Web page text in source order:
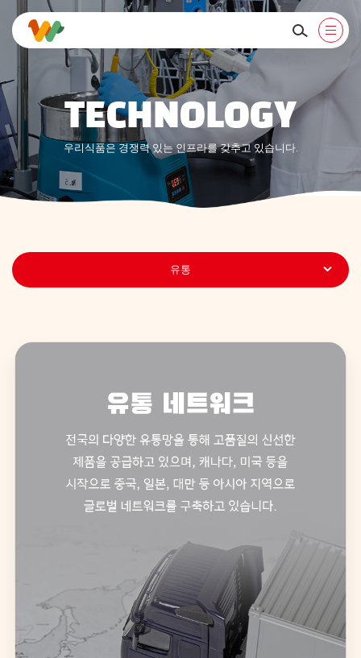
TECHNOLOGY
우리식품은 경쟁력 있는 인프라를 갖추고 있습니다.
유통